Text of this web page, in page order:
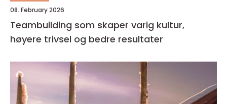
08. February 2026
Teambuilding som skaper varig kultur,
høyere trivsel og bedre resultater